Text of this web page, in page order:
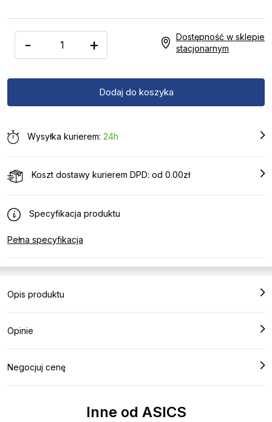
- +
Dostępność w sklepie
stacjonarnym
Wysyłka kurierem: 24h
Koszt dostawy kurierem DPD: od 0.00zł
Specyfikacja produktu
Pełna specyfikacja
Opis produktu
Opinie
Negocjuj cenę
Inne od ASICS